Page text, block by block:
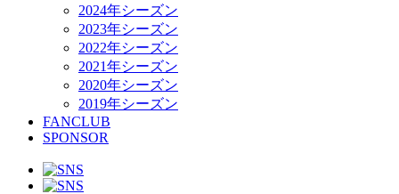
2024年シーズン
2023年シーズン
2022年シーズン
2021年シーズン
2020年シーズン
2019年シーズン
FANCLUB
SPONSOR